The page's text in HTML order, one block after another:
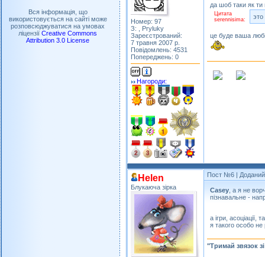
Вся інформація, що
використовується на сайті може
розповсюджуватися на умовах
ліцензіїCreative Commons
Attribution 3.0 License
Номер: 97
З: , Pryluky
Зареєстрований:
7 травня 2007 р.
Повідомлень: 4531
Попереджень: 0
Нагороди:
да шоб таки як ти
Цитата
serennisima:
це буде ваша
Helen
Блукаюча зірка
Пост №6 |
Casey , а я не
пізнавальне -
а ігри,
я такого особо не
"Тримай звязок